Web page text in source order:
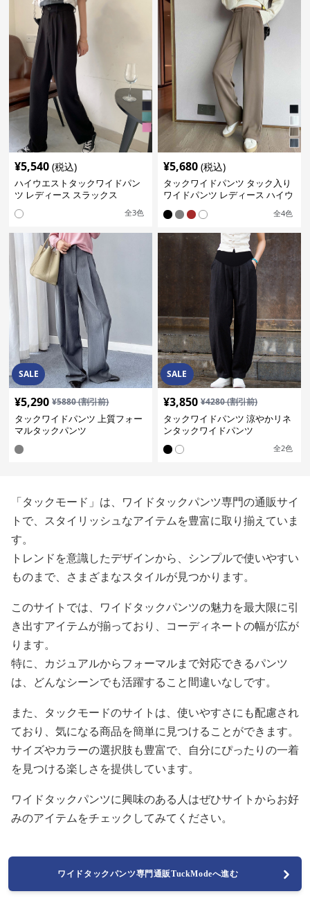
¥5,540 (税込)
ハイウエストタックワイドパン
ツ レディース スラックス
全3色
¥5,680 (税込)
タックワイドパンツ タック入り
ワイドパンツ レディース ハイウ
全4色
SALE
¥5,290 ¥5880(割引前)
タックワイドパンツ 上質フォー
マルタックパンツ
SALE
¥3,850 ¥4280(割引前)
タックワイドパンツ 涼やかリネ
ンタックワイドパンツ
全2色
「タックモード」は、ワイドタックパンツ専門の通販サイ
トで、スタイリッシュなアイテムを豊富に取り揃えていま
す。
トレンドを意識したデザインから、シンプルで使いやすい
ものまで、さまざまなスタイルが見つかります。
このサイトでは、ワイドタックパンツの魅力を最大限に引
き出すアイテムが揃っており、コーディネートの幅が広が
ります。
特に、カジュアルからフォーマルまで対応できるパンツ
は、どんなシーンでも活躍すること間違いなしです。
また、タックモードのサイトは、使いやすさにも配慮され
ており、気になる商品を簡単に見つけることができます。
サイズやカラーの選択肢も豊富で、自分にぴったりの一着
を見つける楽しさを提供しています。
ワイドタックパンツに興味のある人はぜひサイトからお好
みのアイテムをチェックしてみてください。
ワイドタックパンツ専門通販TuckModeへ進む